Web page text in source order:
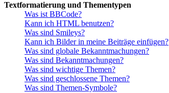
Textformatierung und Thementypen
Was ist BBCode?
Kann ich HTML benutzen?
Was sind Smileys?
Kann ich Bilder in meine Beiträge einfügen?
Was sind globale Bekanntmachungen?
Was sind Bekanntmachungen?
Was sind wichtige Themen?
Was sind geschlossene Themen?
Was sind Themen-Symbole?